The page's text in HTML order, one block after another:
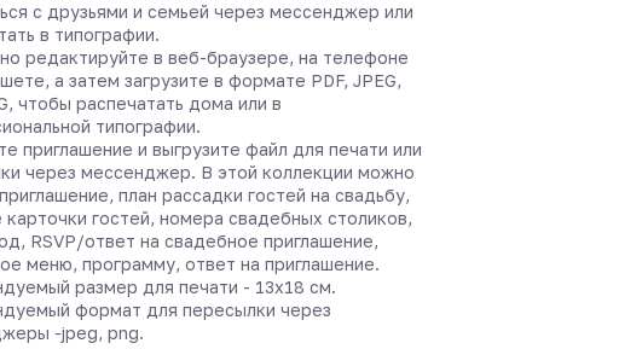
с друзьями и семьей через мессенджер или
в типографии.
редактируйте в веб-браузере, на телефоне
а затем загрузите в формате PDF, JPEG,
чтобы распечатать дома или в
типографии.
приглашение и выгрузите файл для печати или
через мессенджер. В этой коллекции можно
план рассадки гостей на свадьбу,
гостей, номера свадебных столиков,
RSVP/ответ на свадебное приглашение,
меню, программу, ответ на приглашение.
размер для печати - 13х18 см.
формат для пересылки через
-jpeg, png.